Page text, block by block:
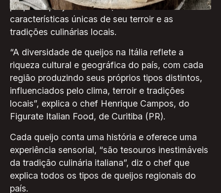
próprios queijos distintos, refletindo as
características únicas de seu terroir e as
tradições culinárias locais.
“A diversidade de queijos na Itália reflete a
riqueza cultural e geográfica do país, com cada
região produzindo seus próprios tipos distintos,
influenciados pelo clima, terroir e tradições
locais”, explica o chef Henrique Campos, do
Figurate Italian Food, de Curitiba (PR).
Cada queijo conta uma história e oferece uma
experiência sensorial, “são tesouros inestimáveis
da tradição culinária italiana”, diz o chef que
explica todos os tipos de queijos regionais do
país.